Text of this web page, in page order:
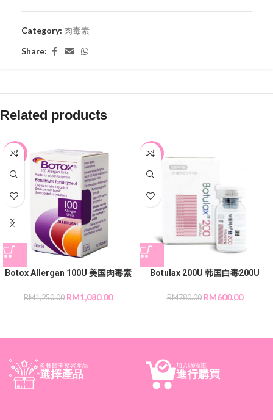
Category: 肉毒素
Share:
Related products
-14%
Botox Allergan 100U 美国肉毒素
RM1,250.00 RM1,080.00
-23%
Botulax 200U 韩国白毒200U
RM780.00 RM600.00
多種醫美整容產品
選擇產品
加入購物車
進行購買